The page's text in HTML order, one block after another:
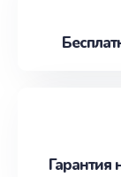
Гарантия